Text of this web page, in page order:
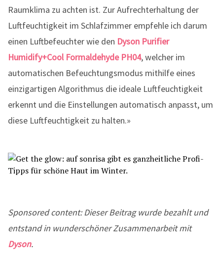
Raumklima zu achten ist. Zur Aufrechterhaltung der
Luftfeuchtigkeit im Schlafzimmer empfehle ich darum
einen Luftbefeuchter wie den Dyson Purifier
Humidify+Cool Formaldehyde PH04, welcher im
automatischen Befeuchtungsmodus mithilfe eines
einzigartigen Algorithmus die ideale Luftfeuchtigkeit
erkennt und die Einstellungen automatisch anpasst, um
diese Luftfeuchtigkeit zu halten.»
Sponsored content: Dieser Beitrag wurde bezahlt und
entstand in wunderschöner Zusammenarbeit mit
Dyson.